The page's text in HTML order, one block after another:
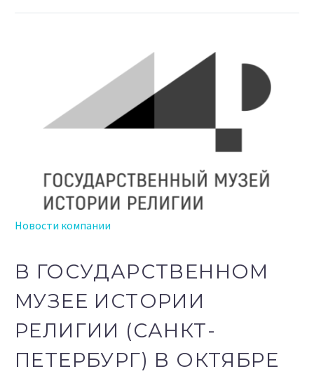
Новости компании
В ГОСУДАРСТВЕННОМ
МУЗЕЕ ИСТОРИИ
РЕЛИГИИ (САНКТ-
ПЕТЕРБУРГ) В ОКТЯБРЕ